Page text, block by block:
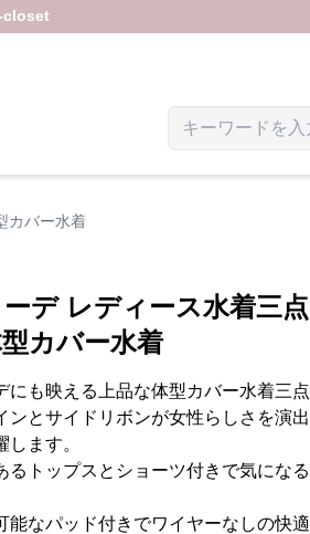
closet
カバー水着
デ レディース水着三
カバー水着
にも映える上品な体型カバー水着三点
ンとサイドリボンが女性らしさを演
します。
るトップスとショーツ付きで気にな
能なパッド付きでワイヤーなしの快適